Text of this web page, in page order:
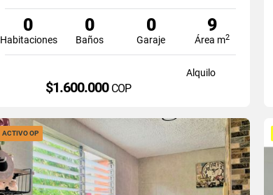
0
Habitaciones
0
Baños
0
Garaje
9
Área m2
Alquilo
$1.600.000 COP
ACTIVO OP